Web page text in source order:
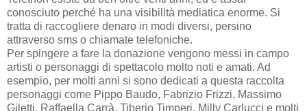
conosciuto perché ha una visibilità mediatica enorme. Si
tratta di raccogliere denaro in modi diversi, persino
attraverso sms o chiamate telefoniche.
Per spingere a fare la donazione vengono messi in campo
artisti o personaggi di spettacolo molto noti e amati. Ad
esempio, per molti anni si sono dedicati a questa raccolta
personaggi come Pippo Baudo, Fabrizio Frizzi, Massimo
Giletti, Raffaella Carrà, Tiberio Timperi, Milly Carlucci e molti